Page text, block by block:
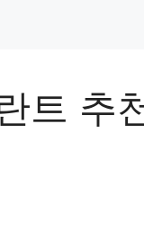
트 추